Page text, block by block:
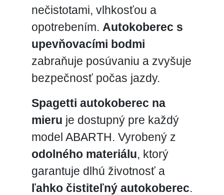
nečistotami, vlhkosťou a
opotrebením. Autokoberec s
upevňovacími bodmi
zabraňuje posúvaniu a zvyšuje
bezpečnosť počas jazdy.
Spagetti autokoberec na
mieru je dostupný pre každý
model ABARTH. Vyrobený z
odolného materiálu, ktorý
garantuje dlhú životnosť a
ľahko čistiteľný autokoberec.